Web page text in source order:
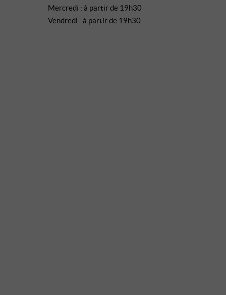
Mercredi : à partir de 19h30
Vendredi : à partir de 19h30